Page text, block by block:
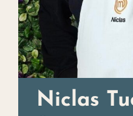
About us
Niclas